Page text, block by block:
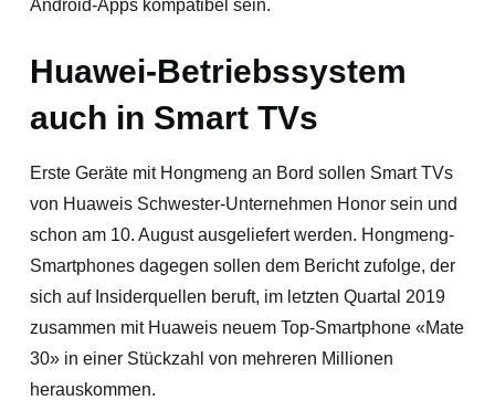
Android-Apps kompatibel sein.
Huawei-Betriebssystem
auch in Smart TVs
Erste Geräte mit Hongmeng an Bord sollen Smart TVs
von Huaweis Schwester-Unternehmen Honor sein und
schon am 10. August ausgeliefert werden. Hongmeng-
Smartphones dagegen sollen dem Bericht zufolge, der
sich auf Insiderquellen beruft, im letzten Quartal 2019
zusammen mit Huaweis neuem Top-Smartphone «Mate
30» in einer Stückzahl von mehreren Millionen
herauskommen.